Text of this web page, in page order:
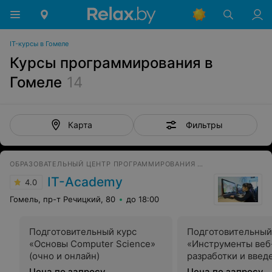
IT-курсы в Гомеле
Курсы программирования в
Гомеле 14
Карта Фильтры
ОБРАЗОВАТЕЛЬНЫЙ ЦЕНТР ПРОГРАММИРОВАНИЯ И ВЫСОКИХ ТЕХНОЛОГИЙ
4.0 IT-Academy
Гомель, пр-т Речицкий, 80 до 18:00
Подготовительный курс
«Основы Computer Science»
(очно и онлайн)
«Инструменты
разработки и
Node.js» (очно и